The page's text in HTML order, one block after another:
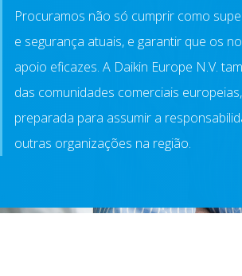
Procuramos não só cumprir como
e segurança atuais, e garantir que os
apoio eficazes. A Daikin Europe N.V.
das comunidades comerciais
preparada para assumir a
outras organizações na região.